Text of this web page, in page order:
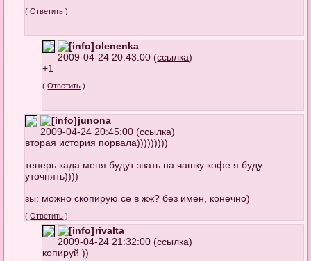
(Ответить )
olenenka
2009-04-24 20:43:00 (ссылка)
+1
(Ответить )
junona
2009-04-24 20:45:00 (ссылка)
вторая история порвала)))))))))
теперь када меня будут звать на чашку кофе я буду
уточнять))))
зы: можно скопирую се в жж? без имен, конечно)
(Ответить )
rivalta
2009-04-24 21:32:00 (ссылка)
копируй ))